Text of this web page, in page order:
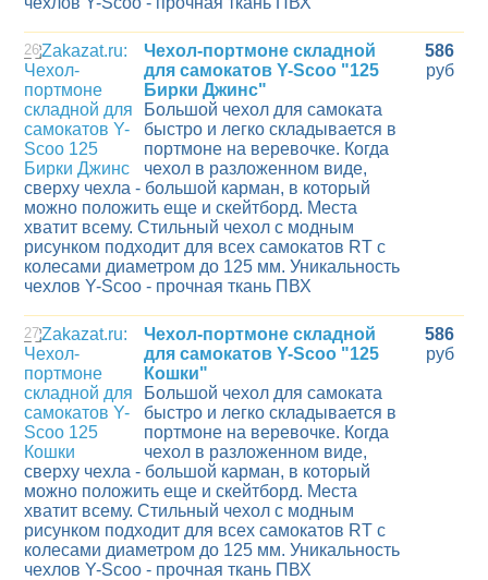
26
Чехол-портмоне складной
для самокатов Y-Scoo "125
Бирки Джинс"
Большой чехол для самоката
быстро и легко складывается в
портмоне на веревочке. Когда
чехол в разложенном виде,
сверху чехла - большой карман, в который
можно положить еще и скейтборд. Места
хватит всему. Стильный чехол с модным
рисунком подходит для всех самокатов RT с
колесами диаметром до 125 мм. Уникальность
чехлов Y-Scoo - прочная ткань ПВХ
586
руб
27
Чехол-портмоне складной
для самокатов Y-Scoo "125
Кошки"
Большой чехол для самоката
быстро и легко складывается в
портмоне на веревочке. Когда
чехол в разложенном виде,
сверху чехла - большой карман, в который
можно положить еще и скейтборд. Места
хватит всему. Стильный чехол с модным
рисунком подходит для всех самокатов RT с
колесами диаметром до 125 мм. Уникальность
чехлов Y-Scoo - прочная ткань ПВХ
586
руб